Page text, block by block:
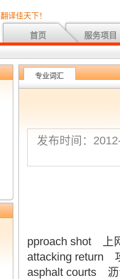
翻译佳天下！
首页 服务项目
专业词汇
发布时间：
pproach shot 上
attacking return
asphalt courts